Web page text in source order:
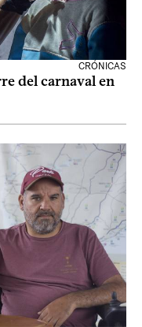
CRÓNICAS
del carnaval en